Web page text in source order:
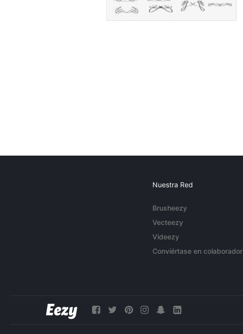
Nuestra Red
Brusheezy
Vecteezy
Videezy
Conviértase en colaborador